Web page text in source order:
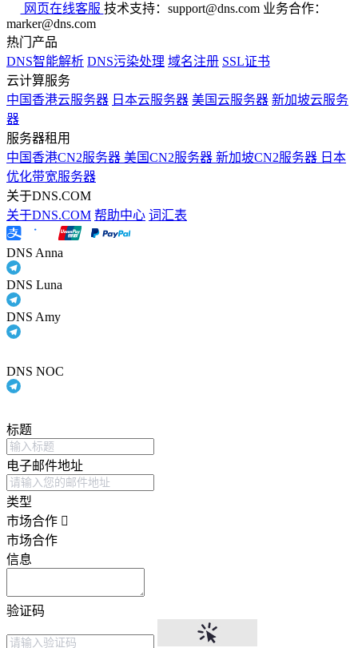
网页在线客服 技术支持：support@dns.com 业务合作：
marker@dns.com
热门产品
DNS智能解析 DNS污染处理 域名注册 SSL证书
云计算服务
中国香港云服务器 日本云服务器 美国云服务器 新加坡云服务
器
服务器租用
中国香港CN2服务器 美国CN2服务器 新加坡CN2服务器 日本
优化带宽服务器
关于DNS.COM
关于DNS.COM 帮助中心 词汇表
DNS Anna
DNS Luna
DNS Amy
DNS NOC
标题
电子邮件地址
类型
市场合作
市场合作
信息
验证码